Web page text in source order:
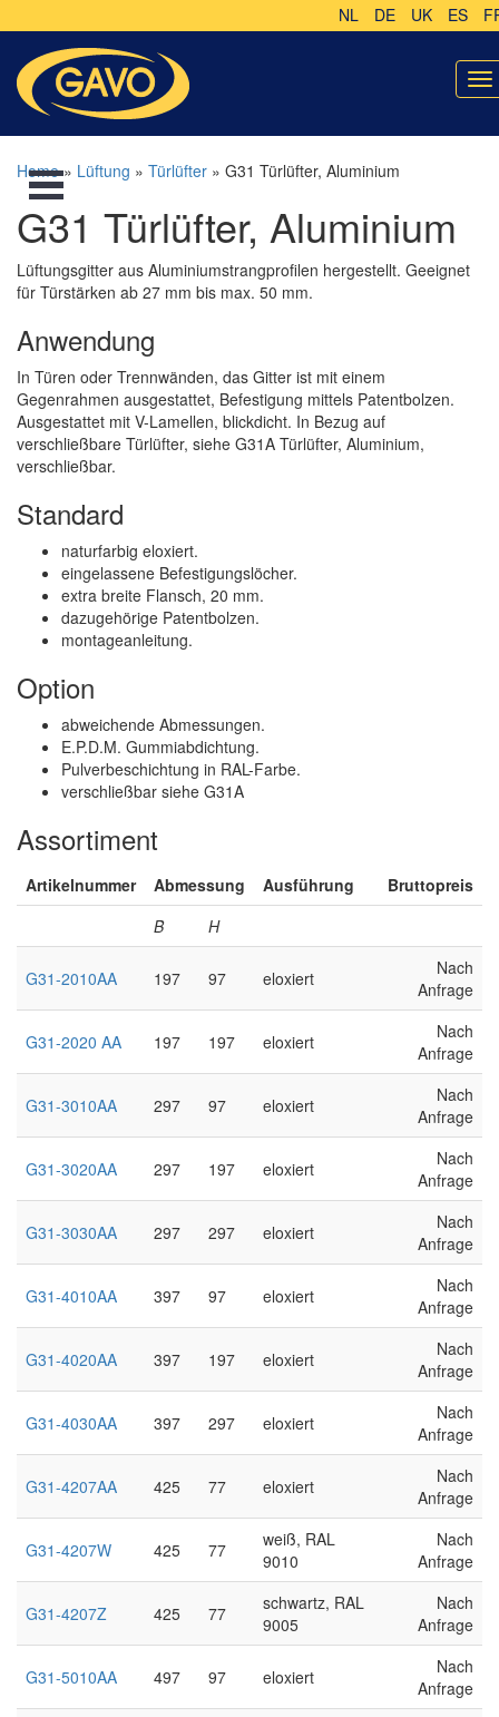
NL DE UK ES
Home» Lüftung » Türlüfter » G31 Türlüfter, Aluminium
G31 Türlüfter, Aluminium
Lüftungsgitter aus Aluminiumstrangprofilen hergestellt. Geeignet
für Türstärken ab 27 mm bis max. 50 mm.
Anwendung
In Türen oder Trennwänden, das Gitter ist mit einem
Gegenrahmen ausgestattet, Befestigung mittels Patentbolzen.
Ausgestattet mit V-Lamellen, blickdicht. In Bezug auf
verschließbare Türlüfter, siehe G31A Türlüfter, Aluminium,
verschließbar.
Standard
naturfarbig eloxiert.
eingelassene Befestigungslöcher.
extra breite Flansch, 20 mm.
dazugehörige Patentbolzen.
montageanleitung.
Option
abweichende Abmessungen.
E.P.D.M. Gummiabdichtung.
Pulverbeschichtung in RAL-Farbe.
verschließbar siehe G31A
Assortiment
Artikelnummer Abmessung Ausführung
Bruttopreis
B
H
G31-2010AA 197 97 eloxiert
Nach
Anfrage
G31-2020 AA 197 197 eloxiert
Nach
Anfrage
G31-3010AA 297 97 eloxiert
Nach
Anfrage
G31-3020AA 297 197 eloxiert
Nach
Anfrage
G31-3030AA 297 297 eloxiert
Nach
Anfrage
G31-4010AA 397 97 eloxiert
Nach
Anfrage
G31-4020AA 397 197 eloxiert
Nach
Anfrage
G31-4030AA 397 297 eloxiert
Nach
Anfrage
G31-4207AA 425 77 eloxiert
Nach
Anfrage
G31-4207W 425 77
weiß, RAL
9010
Nach
Anfrage
G31-4207Z 425 77
schwartz, RAL
9005
Nach
Anfrage
G31-5010AA 497 97 eloxiert
Nach
Anfrage